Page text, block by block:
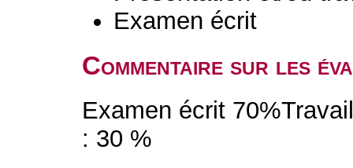
Examen écrit
Commentaire sur les
Examen écrit
: 30 %